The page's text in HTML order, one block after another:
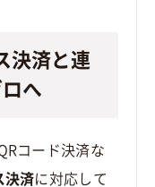
決済と連
へ
コード決済な
決済に対応して